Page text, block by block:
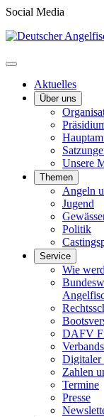
Social Media
Aktuelles
Über uns
Unsere
Themen
Angeln
Jugend
Politik
Service
Wie
DAFV
Digitaler
Zahlen
Termine
Presse